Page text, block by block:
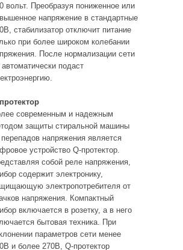
вольт. Преобразуя пониженное или
напряжение в стандартные
стабилизатор отключит питание
при более широком колебании
После нормализации сети
автоматически подаст
современным и надежным
защиты стиральной машины
перепадов напряжения является
устройство Q-протектор.
собой реле напряжения,
содержит электронику,
электропотребителя от
напряжения. Компактный
включается в розетку, а в него
бытовая техника. При
параметров сети менее
и более 270В, Q-протектор